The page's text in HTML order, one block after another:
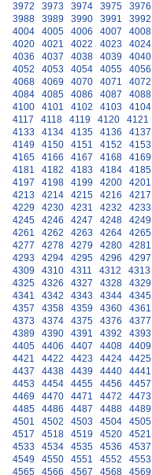
3972
3973 3974 3975 3976
3988
3989 3990 3991 3992
4004
4005 4006 4007 4008
4020
4021 4022 4023 4024
4036
4037 4038 4039 4040
4052
4053 4054 4055 4056
4068
4069 4070 4071 4072
4084
4085 4086 4087 4088
4100
4101 4102 4103 4104
4117
4118 4119 4120 4121
4133
4134 4135 4136 4137
4149
4150 4151 4152 4153
4165
4166 4167 4168 4169
4181
4182 4183 4184 4185
4197
4198 4199 4200 4201
4213
4214 4215 4216 4217
4229
4230 4231 4232 4233
4245
4246 4247 4248 4249
4261
4262 4263 4264 4265
4277
4278 4279 4280 4281
4293
4294 4295 4296 4297
4309
4310 4311 4312 4313
4325
4326 4327 4328 4329
4341
4342 4343 4344 4345
4357
4358 4359 4360 4361
4373
4374 4375 4376 4377
4389
4390 4391 4392 4393
4405
4406 4407 4408 4409
4421
4422 4423 4424 4425
4437
4438 4439 4440 4441
4453
4454 4455 4456 4457
4469
4470 4471 4472 4473
4485
4486 4487 4488 4489
4501
4502 4503 4504 4505
4517
4518 4519 4520 4521
4533
4534 4535 4536 4537
4549
4550 4551 4552 4553
4565
4566 4567 4568 4569